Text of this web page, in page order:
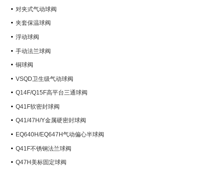
对夹式气动球阀
夹套保温球阀
浮动球阀
手动法兰球阀
铜球阀
VSQD卫生级气动球阀
Q14F/Q15F高平台三通球阀
Q41F软密封球阀
Q41/47H/Y金属硬密封球阀
EQ640H/EQ647H气动偏心半球阀
Q41F不锈钢法兰球阀
Q47H美标固定球阀